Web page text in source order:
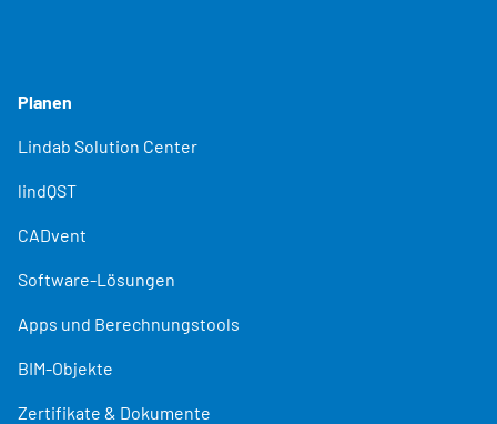
Planen
Lindab Solution Center
lindQST
CADvent
Software-Lösungen
Apps und Berechnungstools
BIM-Objekte
Zertifikate & Dokumente